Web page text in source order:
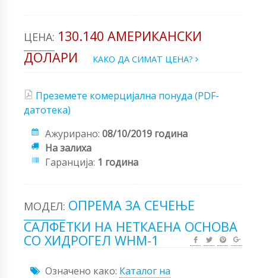
ЦЕНА: 130.140 АМЕРИКАНСКИ
ДОЛАРИ
КАКО ДА СИМАТ ЦЕНА?
Преземете комерцијална понуда (PDF-
датотека)
Ажурирано: 08/10/2019 година
На залиха
Гаранција: 1 година
МОДЕЛ: ОПРЕМА ЗА СЕЧЕЊЕ
САЛФЕТКИ НА НЕТКАЕНА ОСНОВА
СО ХИДРОГЕЛ WHM-1
Означено како: Каталог на